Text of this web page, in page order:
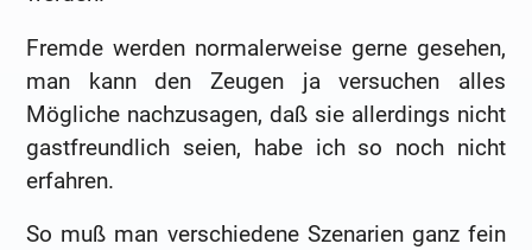
Fremde werden normalerweise gerne gesehen,
man kann den Zeugen ja versuchen alles
Mögliche nachzusagen, daß sie allerdings nicht
gastfreundlich seien, habe ich so noch nicht
erfahren.
So muß man verschiedene Szenarien ganz fein